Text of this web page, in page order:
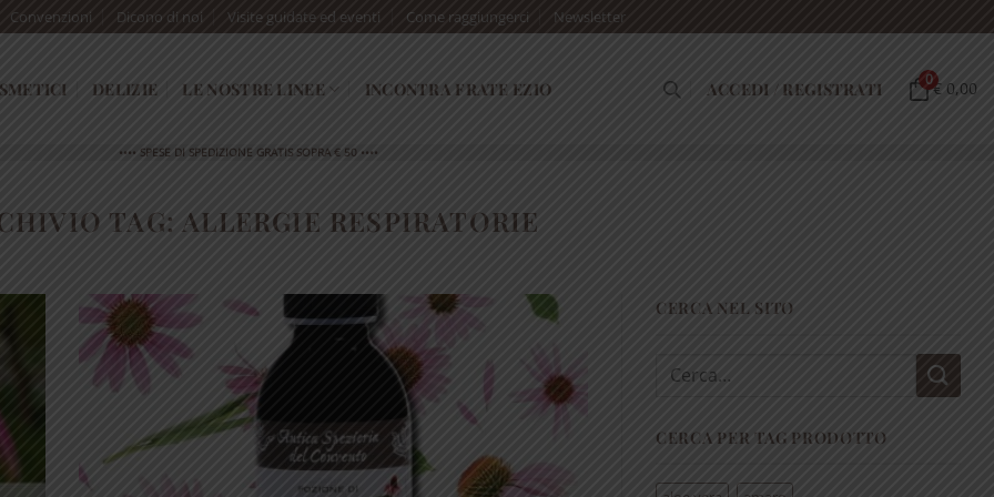
Convenzioni Dicono di noi Visite guidate ed eventi Come raggiungerci Newsletter
DELIZIE LE NOSTRE LINEE INCONTRA FRATE EZIO ACCEDI / REGISTRATI 0€ 0,00
•••• SPESE DI SPEDIZIONE GRATIS SOPRA € 50 ••••
TAG: ALLERGIE RESPIRATORIE
CERCA NEL SITO
Cerca:
CERCA PER TAG PRODOTTO